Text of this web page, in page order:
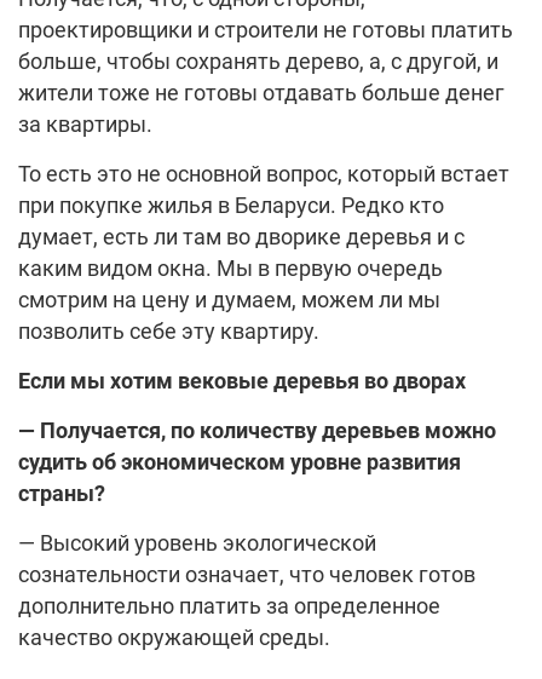
проектировщики и строители не готовы платить
больше, чтобы сохранять дерево, а, с другой, и
жители тоже не готовы отдавать больше денег
за квартиры.
То есть это не основной вопрос, который встает
при покупке жилья в Беларуси. Редко кто
думает, есть ли там во дворике деревья и с
каким видом окна. Мы в первую очередь
смотрим на цену и думаем, можем ли мы
позволить себе эту квартиру.
Если мы хотим вековые деревья во дворах
— Получается, по количеству деревьев можно
судить об экономическом уровне развития
страны?
— Высокий уровень экологической
сознательности означает, что человек готов
дополнительно платить за определенное
качество окружающей среды.